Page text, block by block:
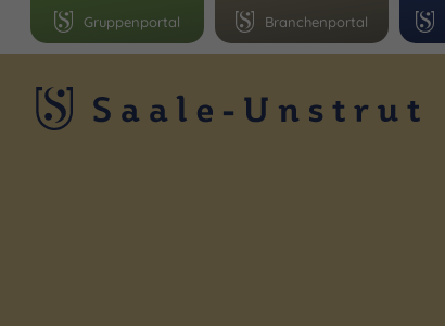
Branchenportal
Gruppenportal